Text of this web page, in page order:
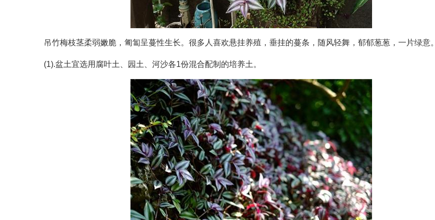
吊竹梅枝茎柔弱嫩脆，匍匐呈蔓性生长。很多人喜欢悬挂养殖，垂挂的蔓条，随风轻舞，郁郁葱葱，一片绿意。
(1).盆土宜选用腐叶土、园土、河沙各1份混合配制的培养土。